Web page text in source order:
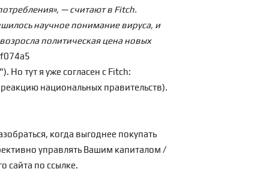
— считают в Fitch.
научное понимание вируса, и
политическая цена новых
Но тут я уже согласен с Fitch:
национальных правительств).
когда выгоднее покупать
управлять Вашим капиталом /
сайта по ссылке.